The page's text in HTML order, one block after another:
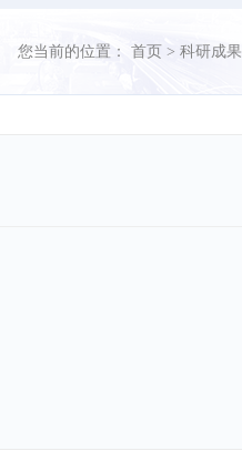
您当前的位置： 首页 > 科研成果